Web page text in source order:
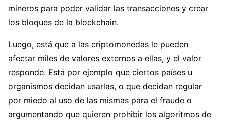
mineros para poder validar las transacciones y crear
los bloques de la blockchain.
Luego, está que a las criptomonedas le pueden
afectar miles de valores externos a ellas, y el valor
responde. Está por ejemplo que ciertos países u
organismos decidan usarlas, o que decidan regular
por miedo al uso de las mismas para el fraude o
argumentando que quieren prohibir los algoritmos de